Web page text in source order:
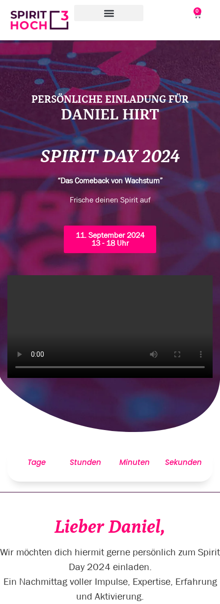
0
PERSÖNLICHE EINLADUNG FÜR
DANIEL HIRT
SPIRIT DAY 2024
“Das Comeback von Wachstum”
Frische deinen Spirit auf
11. September 2024
13 - 18 Uhr
Tage Stunden Minuten Sekunden
Lieber Daniel,
Wir möchten dich hiermit gerne persönlich zum Spirit
Day 2024 einladen.
Ein Nachmittag voller Impulse, Expertise, Erfahrung
und Aktivierung.